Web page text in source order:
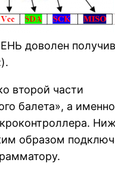
доволен
второй части
балета», а именно
образом